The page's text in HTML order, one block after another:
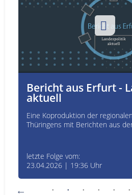
Bericht aus Erfurt -
aktuell
Eine Koproduktion der
Thüringens mit Berichten aus
letzte Folge vom:
23.04.2026 | 19:36 Uhr